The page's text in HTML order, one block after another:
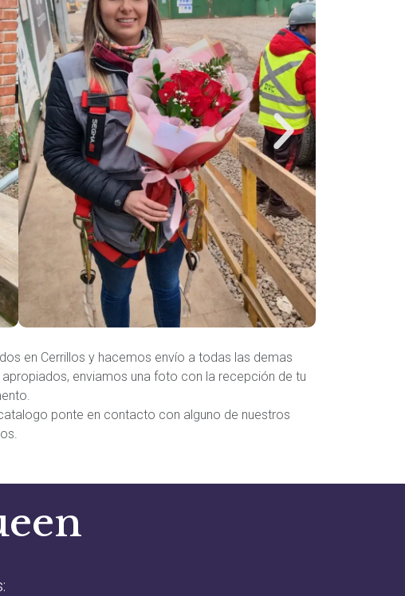
en Cerrillos y hacemos envío a todas las demas
enviamos una foto con la recepción de tu
ponte en contacto con alguno de nuestros